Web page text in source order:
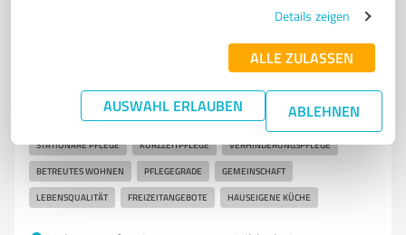
Details zeigen
ALLE ZULASSEN
AUSWAHL ERLAUBEN ABLEHNEN
Betreuungs- & Pflegeeinrichtungen
Pflege und Betreuung in der Lambertinum
Seniorenwohnanlage in Hildesheim
SENIORENHEIM PFLEGEEINRICHTUNG HILDESHEIM
STATIONÄRE PFLEGE KURZZEITPFLEGE VERHINDERUNGSPFLEGE
BETREUTES WOHNEN PFLEGEGRADE GEMEINSCHAFT
LEBENSQUALITÄT FREIZEITANGEBOTE HAUSEIGENE KÜCHE